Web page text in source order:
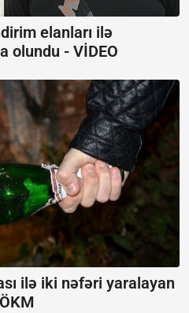
elanları ilə
olundu - VİDEO
ilə iki nəfəri yaralayan